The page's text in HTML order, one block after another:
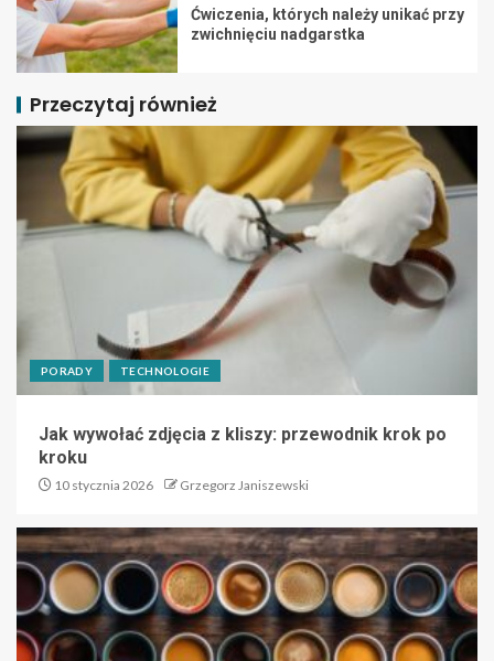
Ćwiczenia, których należy unikać przy
zwichnięciu nadgarstka
Przeczytaj również
PORADY TECHNOLOGIE
Jak wywołać zdjęcia z kliszy: przewodnik krok po
kroku
10 stycznia 2026 Grzegorz Janiszewski